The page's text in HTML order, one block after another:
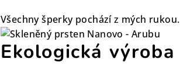
Všechny šperky pochází z mých rukou.
Ekologická výroba